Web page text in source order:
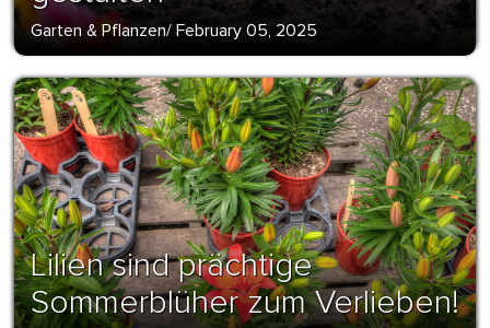
Garten & Pflanzen/ February 05, 2025
Lilien sind prächtige
Sommerblüher zum Verlieben!